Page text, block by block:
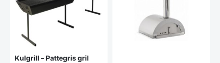
Kulgrill – Pattegris gril